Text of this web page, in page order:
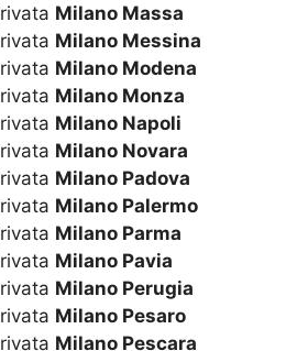
Milano Massa
Milano Messina
Milano Modena
Milano Monza
Milano Napoli
Milano Novara
Milano Padova
Milano Palermo
Milano Parma
Milano Pavia
Milano Perugia
Milano Pesaro
Milano Pescara